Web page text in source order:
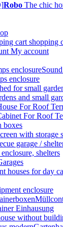
Robo The chic
cart shopping
My account
enclosure
for small
and small
For Roof
For Roof
boxes
with storage
garage /
shelters
houses for day
enclosure
Einhausung
without